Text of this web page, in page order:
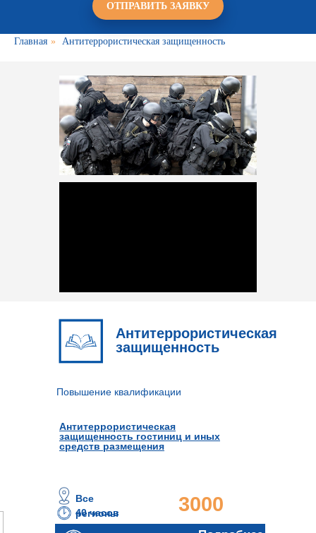
ОТПРАВИТЬ ЗАЯВКУ
Главная » Антитеррористическая защищенность
Антитеррористическая
защищенность
40 часов
3000
Все
регионы
Повышение квалификации
Антитеррористическая
защищенность гостиниц и иных
средств размещения